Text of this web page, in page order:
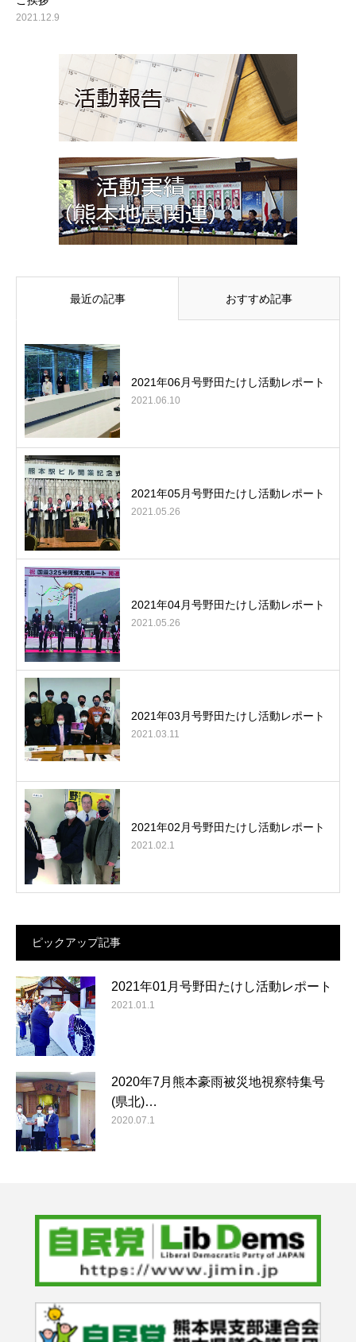
2021.12.9
最近の記事 おすすめ記事
2021年06月号野田たけし活動レポート
2021.06.10
2021年05月号野田たけし活動レポート
2021.05.26
2021年04月号野田たけし活動レポート
2021.05.26
2021年03月号野田たけし活動レポート
2021.03.11
2021年02月号野田たけし活動レポート
2021.02.1
ピックアップ記事
2021年01月号野田たけし活動レポート
2021.01.1
2020年7月熊本豪雨被災地視察特集号
(県北)…
2020.07.1